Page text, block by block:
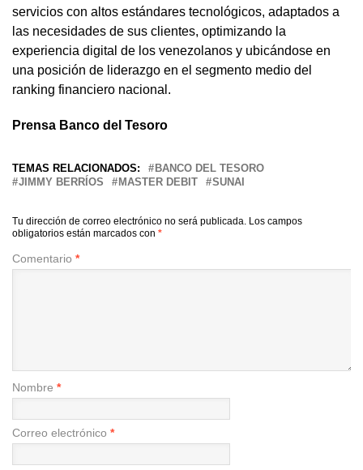
servicios con altos estándares tecnológicos, adaptados a
las necesidades de sus clientes, optimizando la
experiencia digital de los venezolanos y ubicándose en
una posición de liderazgo en el segmento medio del
ranking financiero nacional.
Prensa Banco del Tesoro
TEMAS RELACIONADOS:
BANCO DEL TESORO
JIMMY BERRÍOS
MASTER DEBIT SUNAI
Tu dirección de correo electrónico no será publicada. Los campos
obligatorios están marcados con *
Comentario *
Nombre *
Correo electrónico *